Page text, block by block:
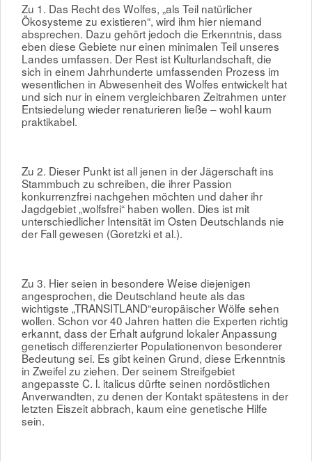
Zu 1. Das Recht des Wolfes, „als Teil natürlicher
Ökosysteme zu existieren“, wird ihm hier niemand
absprechen. Dazu gehört jedoch die Erkenntnis, dass
eben diese Gebiete nur einen minimalen Teil unseres
Landes umfassen. Der Rest ist Kulturlandschaft, die
sich in einem Jahrhunderte umfassenden Prozess im
wesentlichen in Abwesenheit des Wolfes entwickelt hat
und sich nur in einem vergleichbaren Zeitrahmen unter
Entsiedelung wieder renaturieren ließe – wohl kaum
praktikabel.
Zu 2. Dieser Punkt ist all jenen in der Jägerschaft ins
Stammbuch zu schreiben, die ihrer Passion
konkurrenzfrei nachgehen möchten und daher ihr
Jagdgebiet „wolfsfrei“ haben wollen. Dies ist mit
unterschiedlicher Intensität im Osten Deutschlands nie
der Fall gewesen (Goretzki et al.).
Zu 3. Hier seien in besondere Weise diejenigen
angesprochen, die Deutschland heute als das
wichtigste „TRANSITLAND“europäischer Wölfe sehen
wollen. Schon vor 40 Jahren hatten die Experten richtig
erkannt, dass der Erhalt aufgrund lokaler Anpassung
genetisch differenzierter Populationenvon besonderer
Bedeutung sei. Es gibt keinen Grund, diese Erkenntnis
in Zweifel zu ziehen. Der seinem Streifgebiet
angepasste C. l. italicus dürfte seinen nordöstlichen
Anverwandten, zu denen der Kontakt spätestens in der
letzten Eiszeit abbrach, kaum eine genetische Hilfe
sein.